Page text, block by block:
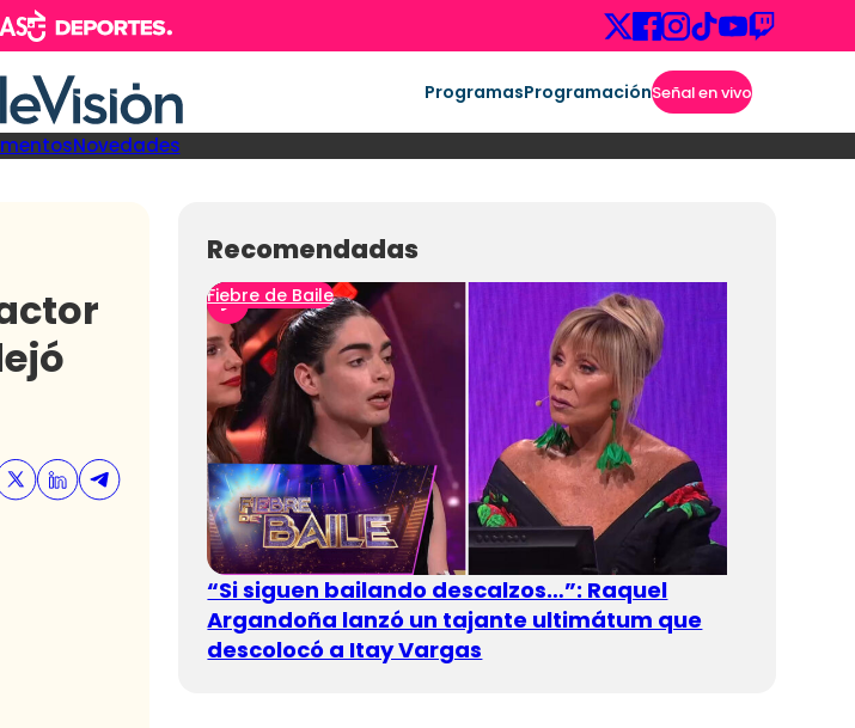
ProgramasProgramaciónSeñal en vivo
Novedades
Recomendadas
Fiebre de Baile
“Si siguen bailando descalzos…”: Raquel
Argandoña lanzó un tajante ultimátum que
descolocó a Itay Vargas